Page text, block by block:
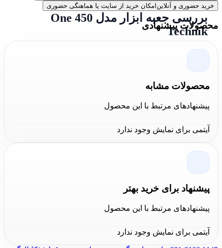
بررسی جعبه ابزار مدل One 450
Technik
جعبه ابزار
قادر به حمل ابزارهای صنعتی و دستی بزرگ است. این وسیله
دارای دو تقسیم کننده متحرک و قابل تنظیم بوده که امکان
تقسیم بندی فضای داخلی را فراهم می‌کند. جنس این
و ضد گرد و غبار بوده و دارای قابلیت اتصال دو جعبه ابزار به
متر، حجم داخلی 52 لیتر و دو قفل پلاستیکی می باشد.
این محصول مجهز به ریل های مخصوص نصب آلومینیوم
است که امکان استفاده از گیره های پیچ گوشتی کلاسیک را
خرید حضوری و آنلاین امکان خرید از سایت یا هماهنگی حضوری
محصولات پیشنهادی
محصولات مشابه
پیشنهادهای مرتبط با این محصول
آیتمی برای نمایش وجود ندارد
پیشنهاد برای خرید بهتر
پیشنهادهای مرتبط با این محصول
آیتمی برای نمایش وجود ندارد